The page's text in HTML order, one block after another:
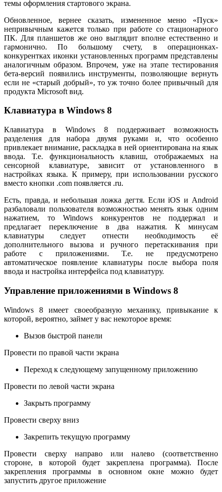
темы оформления стартового экрана.
Обновленное, вернее сказать, измененное меню «Пуск»
непривычным кажется только при работе со стационарного
ПК. Для планшетов же оно выглядит вполне естественно и
гармонично. По большому счету, в операционках-
конкурентках иконки установленных программ представлены
аналогичным образом. Впрочем, уже на этапе тестирования
бета-версий появились инструменты, позволяющие вернуть
если не «старый добрый», то уж точно более привычный для
продукта Microsoft вид.
Клавиатура в Windows 8
Клавиатура в Windows 8 поддерживает возможность
разделения для набора двумя руками и, что особенно
привлекает внимание, раскладка в ней ориентирована на язык
ввода. Т.е. функциональность клавиш, отображаемых на
сенсорной клавиатуре, зависит от установленного в
настройках языка. К примеру, при использовании русского
вместо кнопки .com появляется .ru.
Есть, правда, и небольшая ложка дегтя. Если iOS и Android
разбаловали пользователя возможностью менять язык одним
нажатием, то Windows конкурентов не поддержал и
предлагает переключение в два нажатия. К минусам
клавиатуры следует отнести необходимость её
дополнительного вызова и ручного перетаскивания при
работе с приложениями. Т.е. не предусмотрено
автоматическое появление клавиатуры после выбора поля
ввода и настройка интерфейса под клавиатуру.
Управление приложениями в Windows 8
Windows 8 имеет своеобразную механику, привыкание к
которой, вероятно, займет у вас некоторое время:
Вызов быстрой панели
Провести по правой части экрана
Переход к следующему запущенному приложению
Провести по левой части экрана
Закрыть программу
Провести сверху вниз
Закрепить текущую программу
Провести сверху направо или налево (соответственно
стороне, в которой будет закреплена программа). После
закрепления программы в основном окне можно будет
запустить другое приложение